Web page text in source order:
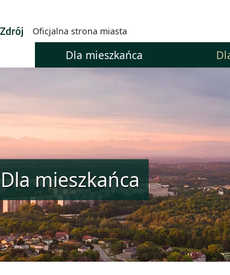
Oficjalna strona miasta
Dla mieszkańca
Dla mieszkańca